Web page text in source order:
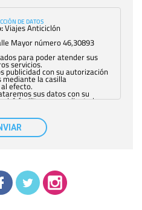
DE DATOS
Viajes Anticiclón
Mayor número 46,30893
para poder atender sus
servicios.
publicidad con su autorización
mediante la casilla
efecto.
sus datos con su
facilitarnos mediante la
sólo el personal de
autorizado podrá
que le pedimos. No se
tratamos sus datos en la